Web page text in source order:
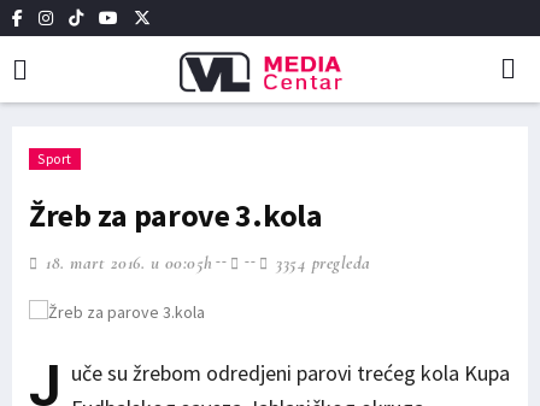
NAJNOVIJE
Sport
Žreb za parove 3.kola
18. mart 2016. u 00:05h 3354 pregleda
J uče su žrebom odredjeni parovi trećeg kola Kupa